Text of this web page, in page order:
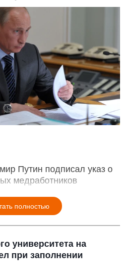
Путин подписал указ о
медработников
полностью
университета на
при заполнении